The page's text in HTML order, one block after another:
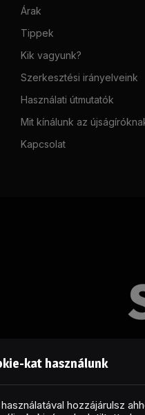
Árak
Tippek
Kik vagyunk?
Szerkesztési irányelveink
Használati útmutatók
Mit kínálunk az
Kapcsolat
kat használunk
hozzájárulsz